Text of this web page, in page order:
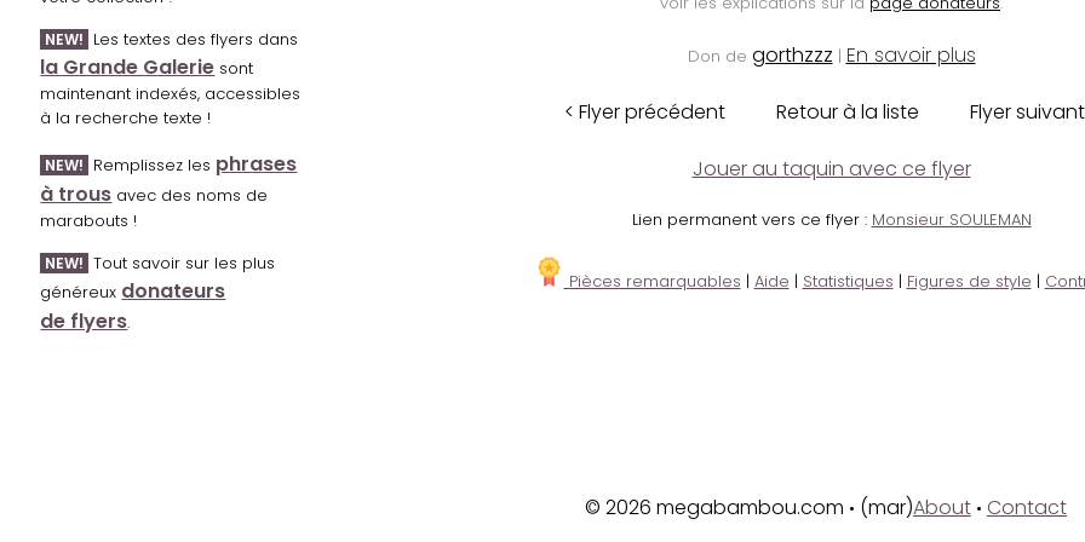
NEW! Les textes des flyers dans
la Grande Galerie sont
maintenant indexés, accessibles
à la recherche texte !
NEW! Remplissez les phrases
à trous avec des noms de
marabouts !
NEW! Tout savoir sur les plus
généreux donateurs
de flyers.
Don de gorthzzz | En savoir plus
< Flyer précédent Retour à la liste Flyer
Jouer au taquin avec ce flyer
Lien permanent vers ce flyer : Monsieur SOULEMAN
Pièces remarquables | Aide | Statistiques | Figures de style |
© 2026 megabambou.com • (mar)About • Contact